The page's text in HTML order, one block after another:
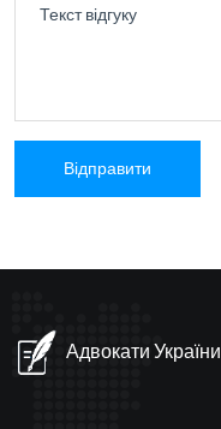
Адвокати України